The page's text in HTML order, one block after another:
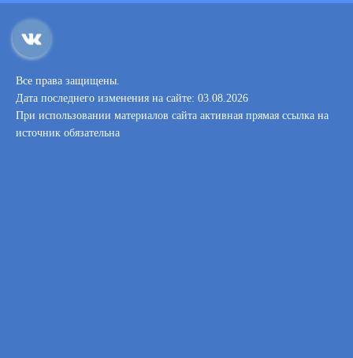
Все права защищены.
Дата последнего изменения на сайте: 03.08.2026
При использовании материалов сайта активная прямая ссылка на
источник обязательна